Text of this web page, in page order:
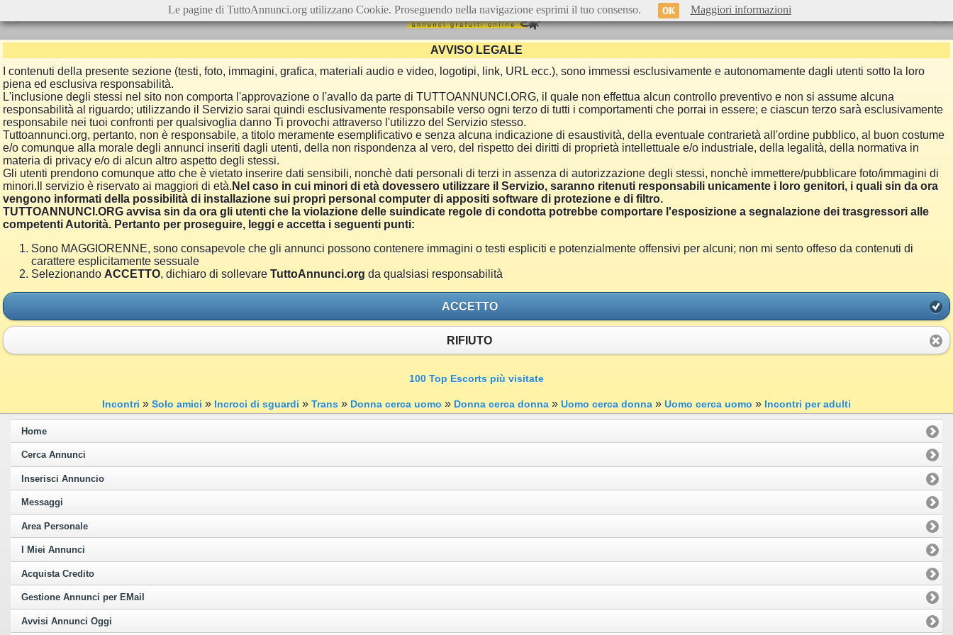
AVVISO LEGALE
I contenuti della presente sezione (testi, foto, immagini, grafica, materiali audio e video, logotipi, link, URL ecc.), sono immessi esclusivamente e autonomamente dagli utenti sotto la loro
piena ed esclusiva responsabilità.
L'inclusione degli stessi nel sito non comporta l'approvazione o l'avallo da parte di TUTTOANNUNCI.ORG, il quale non effettua alcun controllo preventivo e non si assume alcuna
responsabilità al riguardo; utilizzando il Servizio sarai quindi esclusivamente responsabile verso ogni terzo di tutti i comportamenti che porrai in essere; e ciascun terzo sarà esclusivamente
responsabile nei tuoi confronti per qualsivoglia danno Ti provochi attraverso l'utilizzo del Servizio stesso.
Tuttoannunci.org, pertanto, non è responsabile, a titolo meramente esemplificativo e senza alcuna indicazione di esaustività, della eventuale contrarietà all'ordine pubblico, al buon costume
e/o comunque alla morale degli annunci inseriti dagli utenti, della non rispondenza al vero, del rispetto dei diritti di proprietà intellettuale e/o industriale, della legalità, della normativa in
materia di privacy e/o di alcun altro aspetto degli stessi.
Gli utenti prendono comunque atto che è vietato inserire dati sensibili, nonchè dati personali di terzi in assenza di autorizzazione degli stessi, nonchè immettere/pubblicare foto/immagini di
minori.Il servizio è riservato ai maggiori di età. Nel caso in cui minori di età dovessero utilizzare il Servizio, saranno ritenuti responsabili unicamente i loro genitori, i quali sin da ora
vengono informati della possibilità di installazione sui propri personal computer di appositi software di protezione e di filtro.
TUTTOANNUNCI.ORG avvisa sin da ora gli utenti che la violazione delle suindicate regole di condotta potrebbe comportare l'esposizione a segnalazione dei trasgressori alle
competenti Autorità. Pertanto per proseguire, leggi e accetta i seguenti punti:
Sono MAGGIORENNE, sono consapevole che gli annunci possono contenere immagini o testi espliciti e potenzialmente offensivi per alcuni; non mi sento offeso da contenuti di
carattere esplicitamente sessuale
Selezionando ACCETTO, dichiaro di sollevare TuttoAnnunci.org da qualsiasi responsabilità
ACCETTO
RIFIUTO
100 Top Escorts più visitate
Incontri » Solo amici » Incroci di sguardi » Trans » Donna cerca uomo » Donna cerca donna » Uomo cerca donna » Uomo cerca uomo » Incontri per adulti
Home
Cerca Annunci
Inserisci Annuncio
Messaggi
Area Personale
I Miei Annunci
Acquista Credito
Gestione Annunci per EMail
Avvisi Annunci Oggi
Le pagine di TuttoAnnunci.org utilizzano Cookie. Proseguendo nella navigazione esprimi il tuo consenso. OK Maggiori informazioni